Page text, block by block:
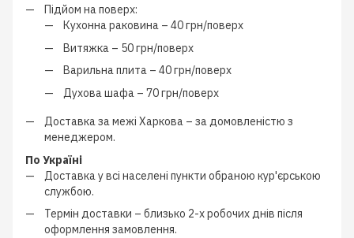
Підйом на поверх:
Кухонна раковина – 40 грн/поверх
Витяжка – 50 грн/поверх
Варильна плита – 40 грн/поверх
Духова шафа – 70 грн/поверх
Доставка за межі Харкова – за домовленістю з
менеджером.
По Україні
Доставка у всі населені пункти обраною кур'єрською
службою.
Термін доставки – близько 2-х робочих днів після
оформлення замовлення.